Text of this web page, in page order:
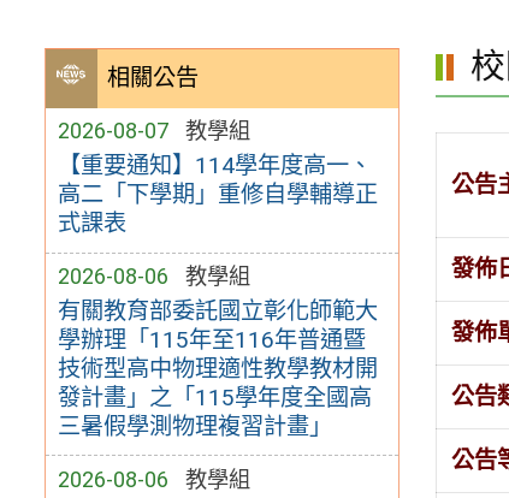
相關公告
2026-08-07 教學組
【重要通知】114學年度高一、
高二「下學期」重修自學輔導正
式課表
2026-08-06 教學組
有關教育部委託國立彰化師範大
學辦理「115年至116年普通暨
技術型高中物理適性教學教材開
發計畫」之「115學年度全國高
三暑假學測物理複習計畫」
2026-08-06 教學組
公告
發佈
發佈
公告
公告